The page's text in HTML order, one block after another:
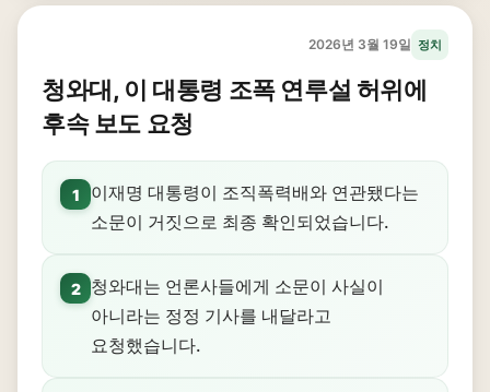
2026년 3월 19일 정치
청와대, 이 대통령 조폭 연루설 허위에
후속 보도 요청
1
이재명 대통령이 조직폭력배와 연관됐다는
소문이 거짓으로 최종 확인되었습니다.
2
청와대는 언론사들에게 소문이 사실이
아니라는 정정 기사를 내달라고
요청했습니다.